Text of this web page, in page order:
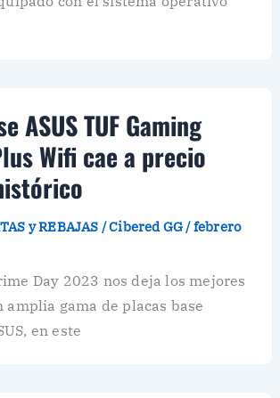
ASUS TUF Gaming
Wifi cae a precio
y REBAJAS /Cibered GG/febrero
Day 2023 nos deja los mejores
amplia gama de placas base
en este